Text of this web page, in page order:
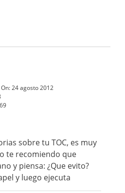
24 agosto 2012
sobre tu TOC, es muy
te recomiendo que
y piensa: ¿Que evito?
y luego ejecuta